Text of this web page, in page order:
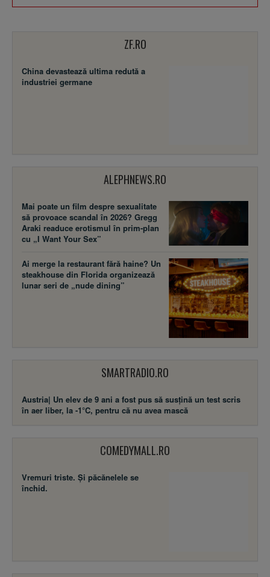
ZF.RO
China devastează ultima redută a
industriei germane
ALEPHNEWS.RO
Mai poate un film despre sexualitate
să provoace scandal în 2026? Gregg
Araki readuce erotismul în prim-plan
cu „I Want Your Sex”
Ai merge la restaurant fără haine? Un
steakhouse din Florida organizează
lunar seri de „nude dining”
SMARTRADIO.RO
Austria| Un elev de 9 ani a fost pus să susţină un test scris
în aer liber, la -1°C, pentru că nu avea mască
COMEDYMALL.RO
Vremuri triste. Şi păcănelele se
închid.